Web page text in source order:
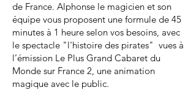
de France. Alphonse le magicien et son
équipe vous proposent une formule de 45
minutes à 1 heure selon vos besoins, avec
le spectacle "l'histoire des pirates" vues à
l’émission Le Plus Grand Cabaret du
Monde sur France 2, une animation
magique avec le public.